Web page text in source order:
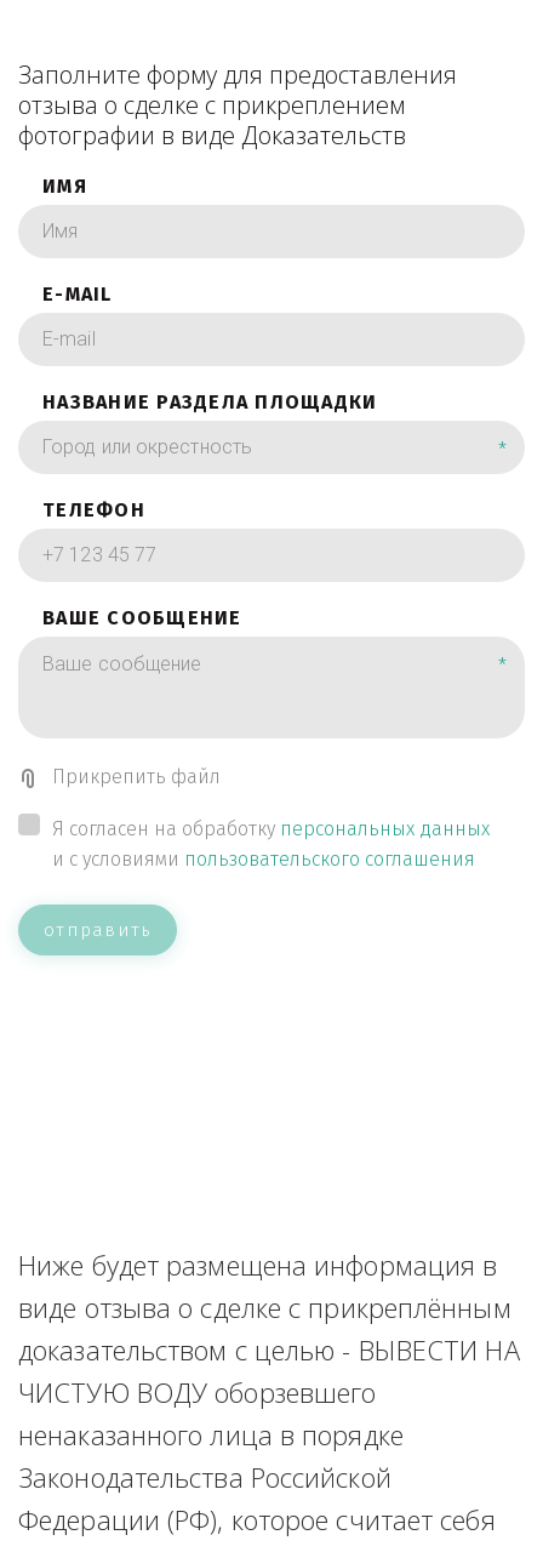
Заполните форму для предоставления
отзыва о сделке с прикреплением
фотографии в виде Доказательств
ИМЯ
E-MAIL
НАЗВАНИЕ РАЗДЕЛА ПЛОЩАДКИ
*
ТЕЛЕФОН
ВАШЕ СООБЩЕНИЕ
*
Прикрепить файл
Я согласен на обработку персональных данных
и с условиями пользовательского соглашения
отправить
Ниже будет размещена информация в
виде отзыва о сделке с прикреплённым
доказательством с целью - ВЫВЕСТИ НА
ЧИСТУЮ ВОДУ оборзевшего
ненаказанного лица в порядке
Законодательства Российской
Федерации (РФ), которое считает себя